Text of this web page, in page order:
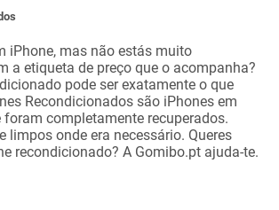
iPhone, mas não estás muito
a etiqueta de preço que o acompanha?
pode ser exatamente o que
Recondicionados são iPhones em
completamente recuperados.
limpos onde era necessário. Queres
recondicionado? A Gomibo.pt ajuda-te.